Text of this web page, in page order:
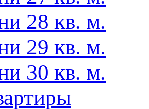
28 кв. м.
29 кв. м.
30 кв. м.